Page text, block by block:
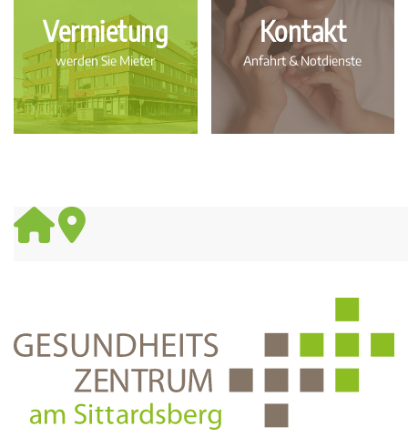
Vermietung
werden Sie Mieter
Kontakt
Anfahrt & Notdienste